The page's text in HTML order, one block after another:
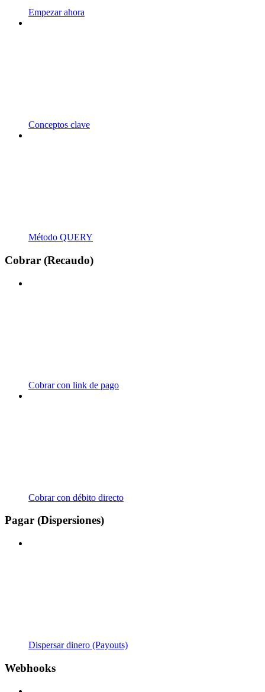
Empezar ahora
Conceptos clave
Método QUERY
Cobrar (Recaudo)
Cobrar con link de pago
Cobrar con débito directo
Pagar (Dispersiones)
Dispersar dinero (Payouts)
Webhooks